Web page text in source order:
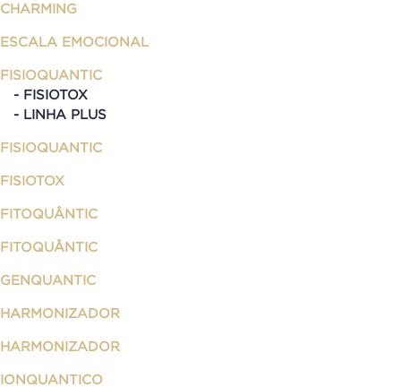
CHARMING
ESCALA EMOCIONAL
FISIOQUANTIC
FISIOTOX
LINHA PLUS
FISIOQUANTIC
FISIOTOX
FITOQUÂNTIC
FITOQUÂNTIC
GENQUANTIC
HARMONIZADOR
HARMONIZADOR
IONQUANTICO